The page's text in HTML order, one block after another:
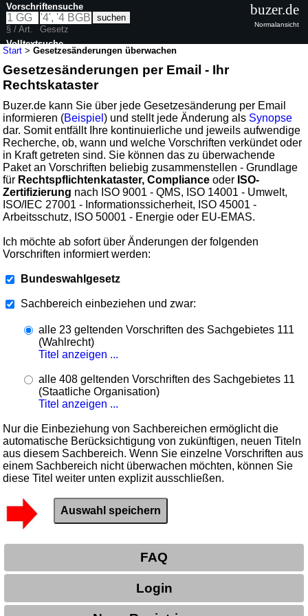
Start >Gesetzesänderungen überwachen
Gesetzesänderungen per Email - Ihr
Rechtskataster
Buzer.de kann Sie über jede Gesetzesänderung per Email
informieren (Beispiel) und stellt jede Änderung als Synopse
dar. Somit entfällt Ihre kontinuierliche und jeweils aufwendige
Recherche, ob, wann und welche Vorschriften verkündet oder
in Kraft getreten sind. Sie können das zu überwachende
Paket an Vorschriften beliebig zusammenstellen - Grundlage
für Rechtspflichtenkataster, Compliance oder ISO-
Zertifizierung nach ISO 9001 - QMS, ISO 14001 - Umwelt,
ISO/IEC 27001 - Informationssicherheit, ISO 45001 -
Arbeitsschutz, ISO 50001 - Energie oder EU-EMAS.
Ich möchte ab sofort über Änderungen der folgenden
Vorschriften informiert werden:
Bundeswahlgesetz
Sachbereich einbeziehen und zwar:
alle 23 geltenden Vorschriften des Sachgebietes 111
(Wahlrecht)
Titel anzeigen ...
alle 408 geltenden Vorschriften des Sachgebietes 11
(Staatliche Organisation)
Titel anzeigen ...
Nur die Einbeziehung von Sachbereichen ermöglicht die
automatische Berücksichtigung von zukünftigen, neuen Titeln
aus diesem Sachbereich. Wenn Sie einzelne Vorschriften aus
einem Sachbereich nicht überwachen möchten, können Sie
diese Titel weiter unten explizit ausschließen.
FAQ
Login
Vorschriftensuche
§ / Art.
Gesetz
Volltextsuche
buzer.de
Normalansicht